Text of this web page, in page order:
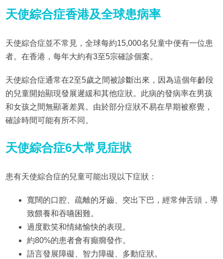
天使綜合症香港及全球患病率
天使綜合症並不常見，全球每約15,000名兒童中便有一位患
者。在香港，每年大約有3至5宗確診個案。
天使綜合症通常在2至5歲之間被診斷出來，因為這個年齡段
的兒童開始顯現發展遲緩和其他症狀。此病的發病率在男孩
和女孩之間無顯著差異。由於部分症狀不易在早期被察覺，
確診時間可能有所不同。
天使綜合症6大常見症狀
患有天使綜合症的兒童可能出現以下症狀：
寬闊的口腔、疏離的牙齒、突出下巴，經常伸舌頭，導
致餵養和吞嚥困難。
過度歡笑和情緒愉快的表現。
約80%的患者會有癲癇發作。
語言發展障礙、智力障礙、多動症狀。